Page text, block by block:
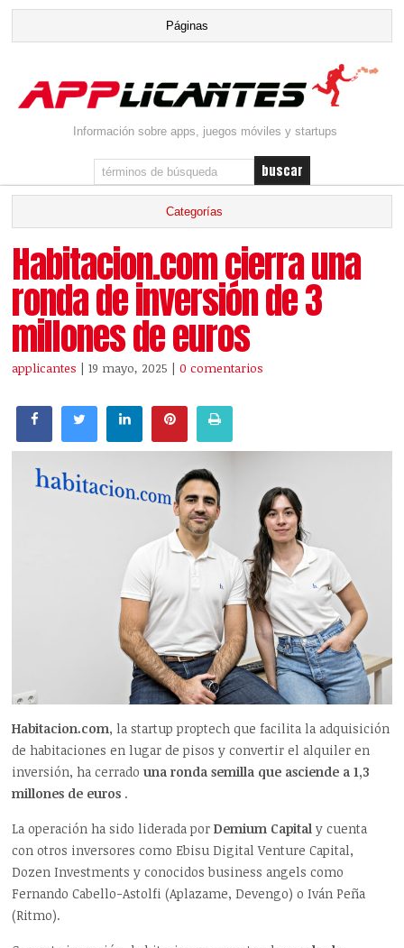
Información sobre apps, juegos móviles y startups
Habitacion.com cierra una
ronda de inversión de 3
millones de euros
applicantes | 19 mayo, 2025 |0 comentarios
Habitacion.com, la startup proptech que facilita la adquisición
de habitaciones en lugar de pisos y convertir el alquiler en
inversión,ha cerrado una ronda semilla que asciende a 1,3
millones de euros .
La operación ha sido liderada porDemium Capital y cuenta
con otros inversores como Ebisu Digital Venture Capital,
Dozen Investments y conocidos business angels como
Fernando Cabello-Astolfi (Aplazame, Devengo) o Iván Peña
(Ritmo).